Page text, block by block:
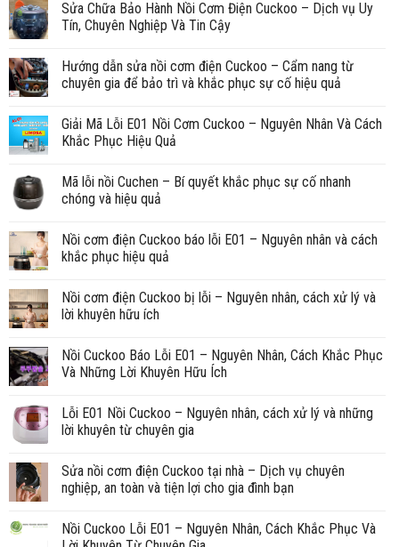
Sửa Chữa Bảo Hành Nồi Cơm Điện Cuckoo – Dịch vụ Uy
Tín, Chuyên Nghiệp Và Tin Cậy
Hướng dẫn sửa nồi cơm điện Cuckoo – Cẩm nang từ
chuyên gia để bảo trì và khắc phục sự cố hiệu quả
Giải Mã Lỗi E01 Nồi Cơm Cuckoo – Nguyên Nhân Và Cách
Khắc Phục Hiệu Quả
Mã lỗi nồi Cuchen – Bí quyết khắc phục sự cố nhanh
chóng và hiệu quả
Nồi cơm điện Cuckoo báo lỗi E01 – Nguyên nhân và cách
khắc phục hiệu quả
Nồi cơm điện Cuckoo bị lỗi – Nguyên nhân, cách xử lý và
lời khuyên hữu ích
Nồi Cuckoo Báo Lỗi E01 – Nguyên Nhân, Cách Khắc Phục
Và Những Lời Khuyên Hữu Ích
Lỗi E01 Nồi Cuckoo – Nguyên nhân, cách xử lý và những
lời khuyên từ chuyên gia
Sửa nồi cơm điện Cuckoo tại nhà – Dịch vụ chuyên
nghiệp, an toàn và tiện lợi cho gia đình bạn
Nồi Cuckoo Lỗi E01 – Nguyên Nhân, Cách Khắc Phục Và